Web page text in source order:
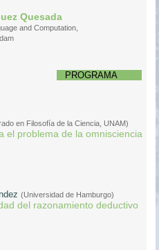
Quesada
and Computation,
PROGRAMA
en Filosofía de la Ciencia, UNAM)
el problema de la omnisciencia
(Universidad de Hamburgo)
del razonamiento deductivo